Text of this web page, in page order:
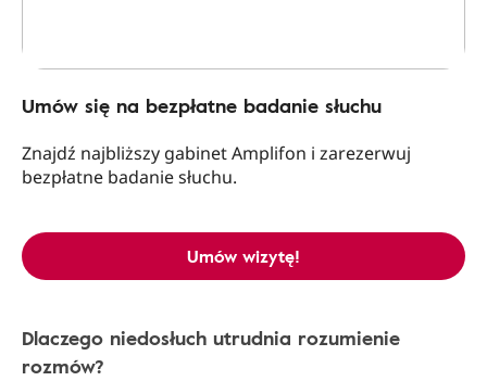
Umów się na bezpłatne badanie słuchu
Znajdź najbliższy gabinet Amplifon i zarezerwuj
bezpłatne badanie słuchu.
Umów wizytę!
Dlaczego niedosłuch utrudnia rozumienie
rozmów?